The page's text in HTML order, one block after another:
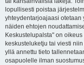
lopullisesti poistaa
yhteydentarjoajaasi otetaan
näiden ehtojen
Keskustelupalsta" on
keskusteluketju tai viesti
yllä annettu tieto
osapuolelle ilman